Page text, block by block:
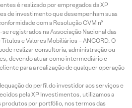
é realizado por empregados da XP
de investimento que desempenham suas
com a Resolução CVM nº
registrados na Associação Nacional das
e Valores Mobiliários – ANCORD. O
realizar consultoria, administração ou
devendo atuar como intermediário e
para a realização de qualquer operação
do perfil do investidor aos serviços e
pela XP Investimentos, utilizamos a
produtos por portfólio, nos termos das